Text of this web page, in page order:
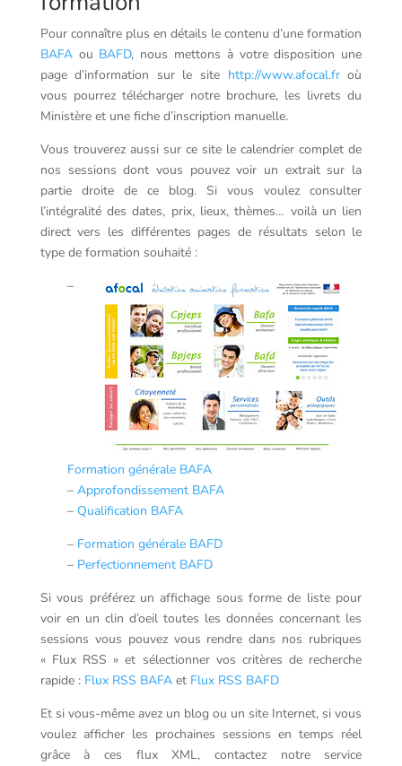
Pour connaître plus en détails le contenu d’une formation
BAFAou BAFD, nous mettons à votre disposition une
page d’information sur le site http://www.afocal.froù
vous pourrez télécharger notre brochure, les livrets du
Ministère et une fiche d’inscription manuelle.
Vous trouverez aussi sur ce site le calendrier complet de
nos sessions dont vous pouvez voir un extrait sur la
partie droite de ce blog. Si vous voulez consulter
l’intégralité des dates, prix, lieux, thèmes… voilà un lien
direct vers les différentes pages de résultats selon le
type de formation souhaité :
–
Formation générale BAFA
– Approfondissement BAFA
– Qualification BAFA
– Formation générale BAFD
– Perfectionnement BAFD
Si vous préférez un affichage sous forme de liste pour
voir en un clin d’oeil toutes les données concernant les
sessions vous pouvez vous rendre dans nos rubriques
« Flux RSS » et sélectionner vos critères de recherche
rapide : Flux RSS BAFAet Flux RSS BAFD
Et si vous-même avez un blog ou un site Internet, si vous
voulez afficher les prochaines sessions en temps réel
grâce à ces flux XML, contactez notre service